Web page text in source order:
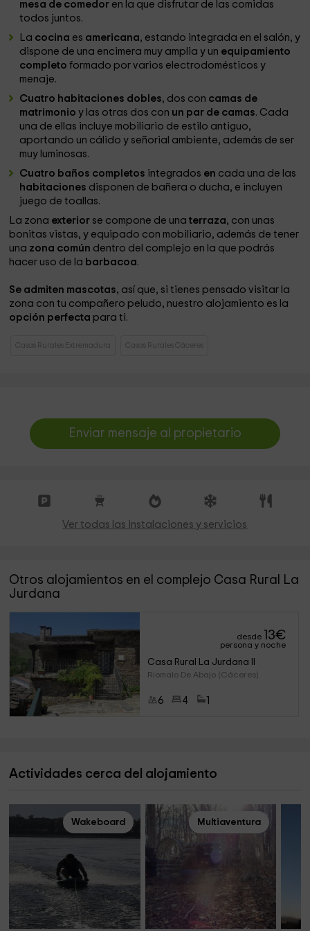
mesa de comedor en la que disfrutar de las comidas
todos juntos.
La cocina es americana, estando integrada en el salón, y
dispone de una encimera muy amplia y un equipamiento
completoformado por varios electrodomésticos y
menaje.
Cuatro habitaciones dobles, dos con camas de
matrimonio y las otras dos con un par de camas. Cada
una de ellas incluye mobiliario de estilo antiguo,
aportando un cálido y señorial ambiente, además de ser
muy luminosas.
Cuatro baños completos integrados en cada una de las
habitaciones disponen de bañera o ducha, e incluyen
juego de toallas.
La zona exterior se compone de unaterraza, con unas
bonitas vistas, y equipado con mobiliario, además de tener
una zona común dentro del complejo en la que podrás
hacer uso de la barbacoa.
Se admiten mascotas, así que, si tienes pensado visitar la
zona con tu compañero peludo, nuestro alojamiento es la
opción perfecta para ti.
Casas Rurales Extremadura Casas Rurales Cáceres
Enviar mensaje al propietario
Ver todas las instalaciones y servicios
Otros alojamientos en el complejo Casa Rural La
Jurdana
desde 13€
persona y noche
Casa Rural La Jurdana II
Riomalo De Abajo (Cáceres)
6 4
Actividades cerca del alojamiento
Wakeboard Multiaventura